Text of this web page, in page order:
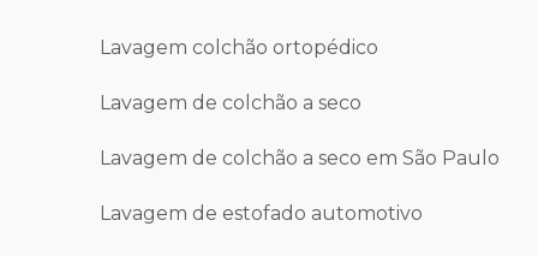
Lavagem colchão ortopédico
Lavagem de colchão a seco
Lavagem de colchão a seco em São Paulo
Lavagem de estofado automotivo